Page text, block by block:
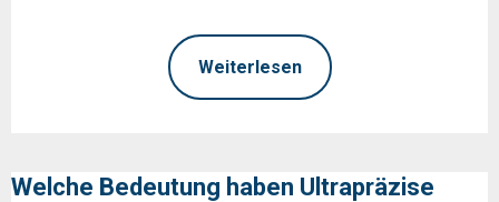
Weiterlesen
Welche Bedeutung haben Ultrapräzise